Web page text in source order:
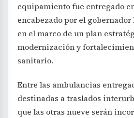
equipamiento fue entregado
encabezado por el
en el marco de un plan
modernización y
sanitario.
Entre las ambulancias
destinadas a traslados
que las otras nueve serán